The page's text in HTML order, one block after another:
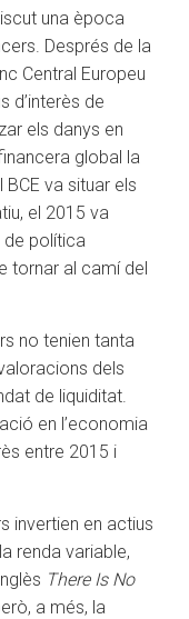
una època
Després de la
Central Europeu
d’interès de
els danys en
global la
BCE va situar els
el 2015 va
de política
tornar al camí del
no tenien tanta
dels
de liquiditat.
en l’economia
entre 2015 i
invertien en actius
renda variable,
There Is No
a més, la